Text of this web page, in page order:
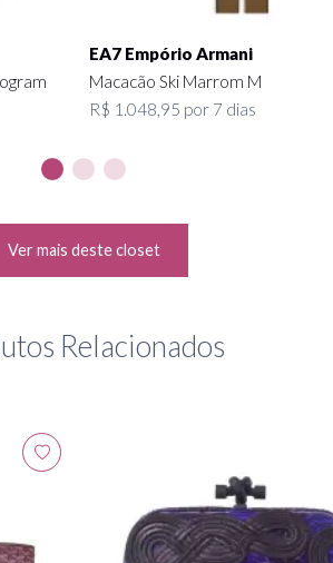
EA7 Empório Armani
Macacão Ski Marrom M
R$ 1.048,95 por 7 dias
Ver mais deste closet
Relacionados